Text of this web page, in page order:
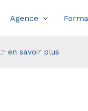
Agence
en savoir plus